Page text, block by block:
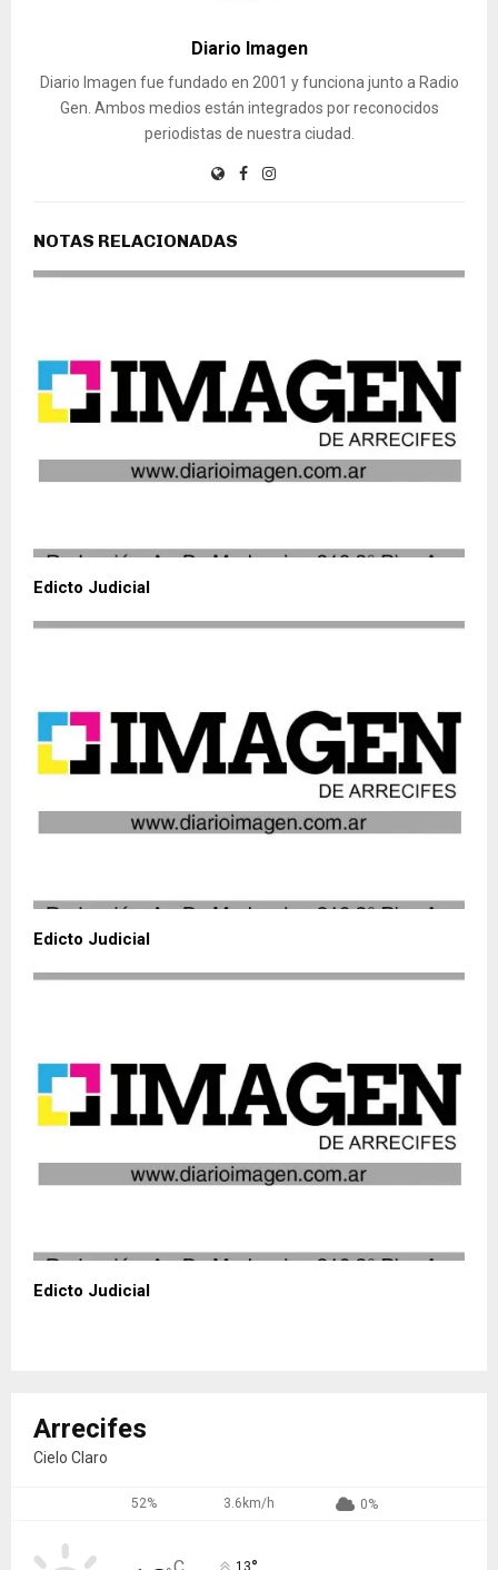
Diario Imagen
Diario Imagen fue fundado en 2001 y funciona junto a Radio
Gen. Ambos medios están integrados por reconocidos
periodistas de nuestra ciudad.
NOTAS RELACIONADAS
Edicto Judicial
Edicto Judicial
Edicto Judicial
Arrecifes
Cielo Claro
52% 3.6km/h 0%
13